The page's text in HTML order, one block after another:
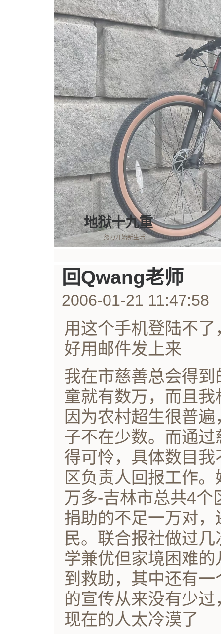
地狱十九重
努力开始新生活
回Qwang老师
2006-01-21 11:47:58
用这个手机登陆不
好用邮件发上来
我在市慈善总会得
童就有数万，而且
因为农村超生很普
子不在少数。而通
得可怜，具体数目
区负责人回报工作
万多-吉林市总共4个
捐助的不足一万对
民。联合报社做过
学兼优但家境困难
到救助，其中还有
的宣传从来没有少
现在的人太冷漠了